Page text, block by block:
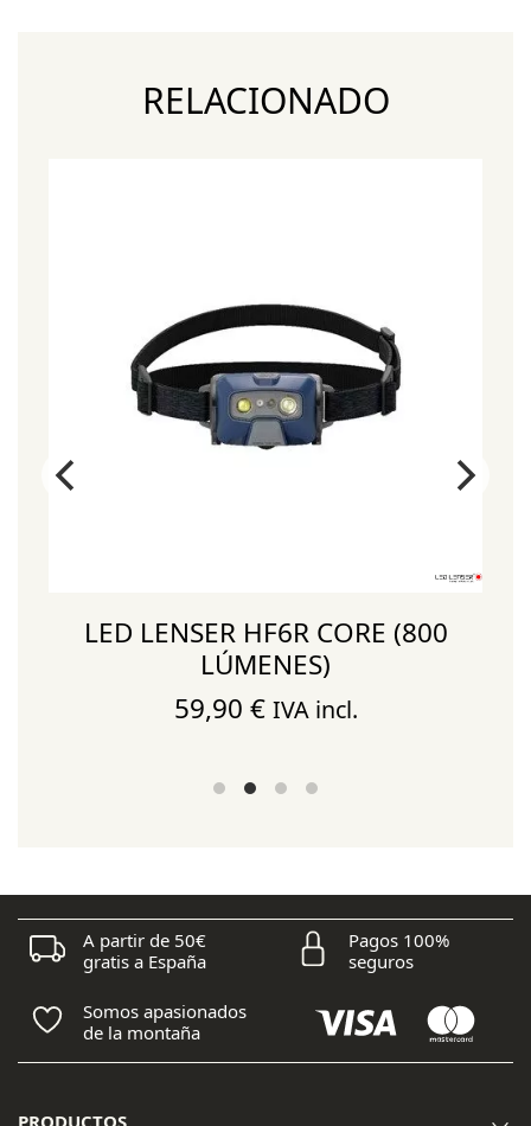
RELACIONADO
LED LENSER HF6R CORE (800
LÚMENES)
59,90 € IVA incl.
A partir de 50€
gratis a España
Pagos 100%
seguros
Somos apasionados
de la montaña
PRODUCTOS